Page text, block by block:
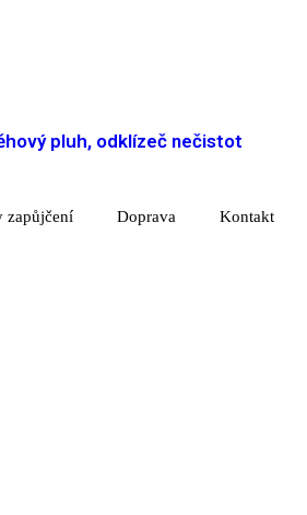
pluh, odklízeč nečistot
zapůjčení Doprava Kontakt